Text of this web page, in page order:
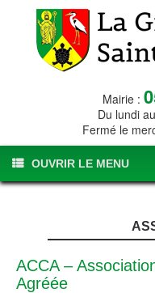
Mairie :
Du lundi
Fermé le
OUVRIR LE MENU
ACCA –
Agréée